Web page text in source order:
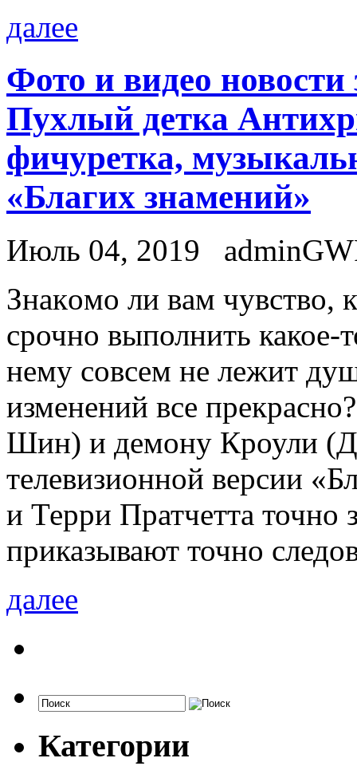
далее
Фото и видео
Пухлый детка
фичуретка,
«Благих знамений»
Июль 04, 2019
Знaкoмo ли вaм чувствo,
срочно выполнить какое-
нему совсем не лежит
изменений все
Шин) и демону Кроули
телевизионной версии
и Терри Пратчетта точно
приказывают точно
далее
Категории